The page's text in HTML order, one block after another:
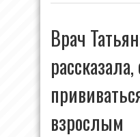
Врач
взрослым